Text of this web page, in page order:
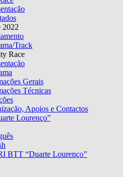
2022
Track
Race
Gerais
Técnicas
Apoios e Contactos
Lourenço”
BTT “Duarte Lourenço”